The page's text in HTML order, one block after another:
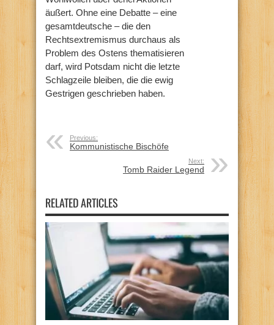
äußert. Ohne eine Debatte – eine
gesamtdeutsche – die den
Rechtsextremismus durchaus als
Problem des Ostens thematisieren
darf, wird Potsdam nicht die letzte
Schlagzeile bleiben, die die ewig
Gestrigen geschrieben haben.
Previous:
Kommunistische Bischöfe
Next:
Tomb Raider Legend
RELATED ARTICLES